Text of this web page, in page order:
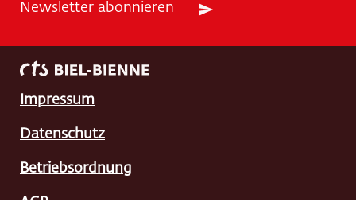
Newsletter abonnieren
Impressum
Datenschutz
Betriebsordnung